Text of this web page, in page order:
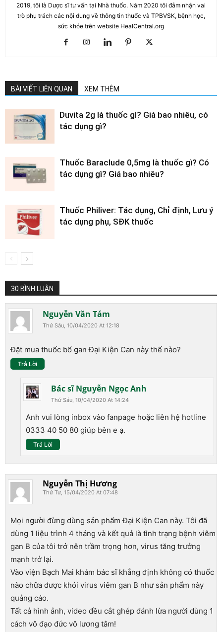
2019, tôi là Dược sĩ tư vấn tại Nhà thuốc. Năm 2020 tôi đảm nhận vai
trò phụ trách các nội dung về thông tin thuốc và TPBVSK, bệnh học,
sức khỏe trên website HealCentral.org
BÀI VIẾT LIÊN QUAN XEM THÊM
Duvita 2g là thuốc gì? Giá bao nhiêu, có
tác dụng gì?
Thuốc Baraclude 0,5mg là thuốc gì? Có
tác dụng gì? Giá bao nhiêu?
Thuốc Philiver: Tác dụng, Chỉ định, Lưu ý
tác dụng phụ, SĐK thuốc
30 BÌNH LUẬN
Nguyễn Văn Tám
Thứ Sáu, 10/04/2020 At 12:18
Đặt mua thuốc bổ gan Đại Kiện Can này thế nào?
Trả Lời
Bác sĩ Nguyễn Ngọc Anh
Thứ Sáu, 10/04/2020 At 14:24
Anh vui lòng inbox vào fanpage hoặc liên hệ hotline
0333 40 50 80 giúp bên e ạ.
Trả Lời
Nguyễn Thị Hương
Thứ Tư, 15/04/2020 At 07:48
Mọi người đừng dùng sản phẩm Đại Kiện Can này. Tôi đã
dùng 1 liệu trình 4 tháng và kết quả là tình trạng bệnh viêm
gan B của tôi trở nên trầm trọng hơn, virus tăng trưởng
mạnh trở lại.
Vào viện Bạch Mai khám bác sĩ khẳng định không có thuốc
nào chữa được khỏi virus viêm gan B như sản phẩm này
quảng cáo.
Tất cả hình ảnh, video đều cắt ghép đánh lừa người dùng 1
cách vô đạo đức vô lương tâm!